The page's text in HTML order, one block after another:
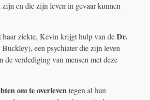
zijn en die zijn leven in gevaar kunnen
haar ziekte, Kevin krijgt hulp van deDr.
een psychiater die zijn leven
de verdediging van mensen met deze
om te overleventegen al hun